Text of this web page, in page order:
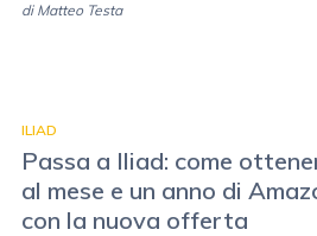
di Matteo Testa
ILIAD
Passa a Iliad: come
al mese e un anno di
con la nuova offerta